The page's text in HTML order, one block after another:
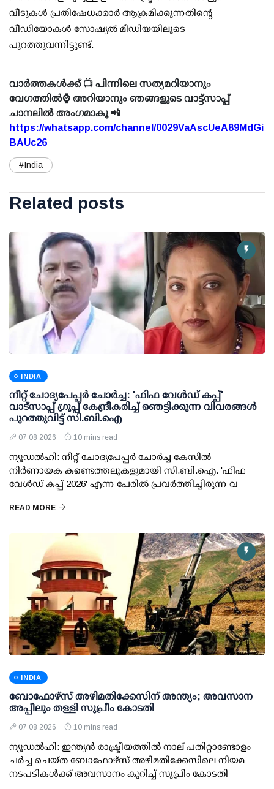
വീടുകള്‍ പ്രതിഷേധക്കാര്‍ ആക്രമിക്കുന്നതിന്റെ
വീഡിയോകള്‍ സോഷ്യല്‍ മീഡിയയിലൂടെ
പുറത്തുവന്നിട്ടുണ്ട്.
വാർത്തകൾക്ക് 📺 പിന്നിലെ സത്യമറിയാനും
വേഗത്തിൽ⌚ അറിയാനും ഞങ്ങളുടെ വാട്ട്സാപ്പ്
ചാനലിൽ അംഗമാകൂ 📲
https://whatsapp.com/channel/0029VaAscUeA89MdGi
BAUc26
#India
Related posts
INDIA
നീറ്റ് ചോദ്യപേപ്പര്‍ ചോര്‍ച്ച: 'ഫിഫ വേള്‍ഡ് കപ്പ്'
വാട്സാപ്പ് ഗ്രൂപ്പ് കേന്ദ്രീകരിച്ച് ഞെട്ടിക്കുന്ന വിവരങ്ങള്‍
പുറത്തുവിട്ട് സി.ബി.ഐ
07 08 2026 10 mins read
ന്യൂഡല്‍ഹി: നീറ്റ് ചോദ്യപേപ്പര്‍ ചോര്‍ച്ച കേസില്‍
നിര്‍ണായക കണ്ടെത്തലുകളുമായി സി.ബി.ഐ. 'ഫിഫ
വേള്‍ഡ് കപ്പ് 2026' എന്ന പേരില്‍ പ്രവര്‍ത്തിച്ചിരുന്ന വ
READ MORE
INDIA
ബോഫോഴ്സ് അഴിമതിക്കേസിന് അന്ത്യം; അവസാന
അപ്പീലും തള്ളി സുപ്രീം കോടതി
07 08 2026 10 mins read
ന്യൂഡല്‍ഹി: ഇന്ത്യന്‍ രാഷ്ട്രീയത്തില്‍ നാല് പതിറ്റാണ്ടോളം
ചര്‍ച്ച ചെയ്ത ബോഫോഴ്സ് അഴിമതിക്കേസിലെ നിയമ
നടപടികള്‍ക്ക് അവസാനം കുറിച്ച് സുപ്രീം കോടതി